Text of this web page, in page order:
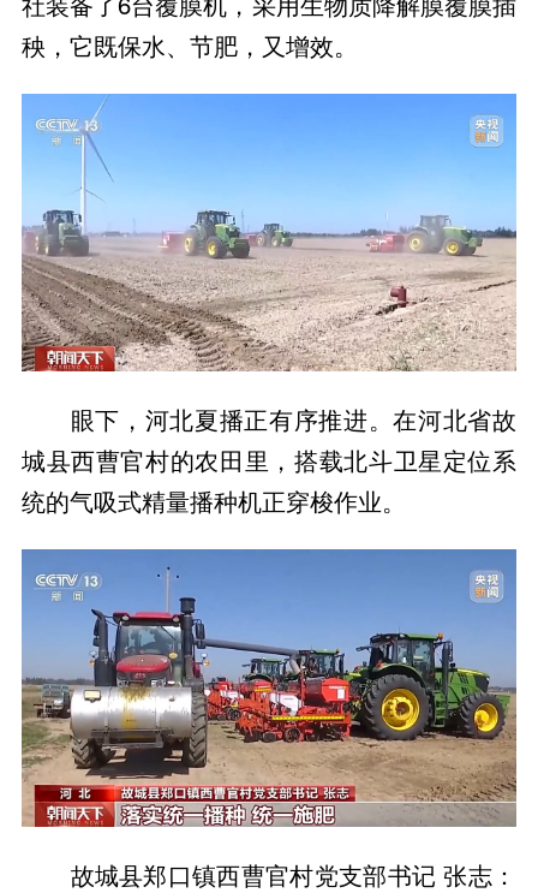
秧，它既保水、节肥，又增效。
眼下，河北夏播正有序推进。在河北省故
城县西曹官村的农田里，搭载北斗卫星定位系
统的气吸式精量播种机正穿梭作业。
故城县郑口镇西曹官村党支部书记 张志：